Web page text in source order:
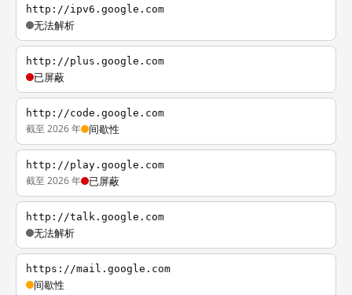
http://ipv6.google.com
无法解析
http://plus.google.com
已屏蔽
http://code.google.com
截至 2026 年 间歇性
http://play.google.com
截至 2026 年 已屏蔽
http://talk.google.com
无法解析
https://mail.google.com
间歇性